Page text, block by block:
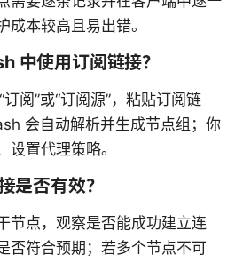
成本较高且易出错。
中使用订阅链接？
阅”或“订阅源”，粘贴订阅链
会自动解析并生成节点组；你
设置代理策略。
是否有效？
节点，观察是否能成功建立连
否符合预期；若多个节点不可